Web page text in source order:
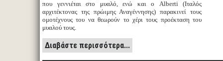
που γεννιέται στο μυαλό, ενώ και ο Alberti (Ιταλός
αρχιτέκτονας της πρώιμης Αναγέννησης) παρακινεί τους
ομοτέχνους του να θεωρούν το χέρι τους προέκταση του
μυαλού τους.
Διαβάστε περισσότερα...